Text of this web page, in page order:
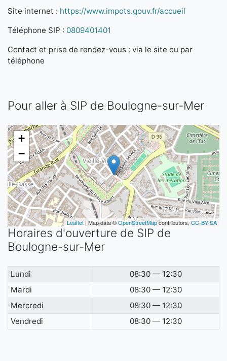
Site internet : https://www.impots.gouv.fr/accueil
Téléphone SIP : 0809401401
Contact et prise de rendez-vous : via le site ou par
téléphone
Pour aller à SIP de Boulogne-sur-Mer
+
−
Leaflet | Map data ©OpenStreetMapcontributors,CC-BY-SA
Horaires d'ouverture de SIP de
Boulogne-sur-Mer
Lundi
08:30 — 12:30
Mardi
08:30 — 12:30
Mercredi
08:30 — 12:30
Vendredi
08:30 — 12:30